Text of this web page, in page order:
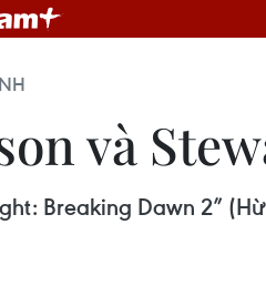
và
Breaking Dawn 2”